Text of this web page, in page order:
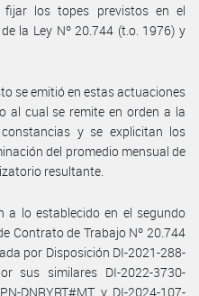
fijar los topes previstos en el
la Ley Nº 20.744 (t.o. 1976) y
se emitió en estas actuaciones
al cual se remite en orden a la
y se explicitan los
del promedio mensual de
resultante.
a lo establecido en el segundo
Contrato de Trabajo Nº 20.744
por Disposición DI-2021-288-
sus similares DI-2022-3730-
DNRYRT#MT y DI-2024-107-